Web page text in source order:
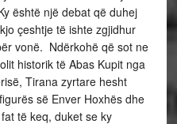
është një debat që duhej
çeshtje të ishte zgjidhur
vonë. Ndërkohë që sot ne
historik të Abas Kupit nga
Tirana zyrtare hesht
së Enver Hoxhës dhe
të keq, duket se ky